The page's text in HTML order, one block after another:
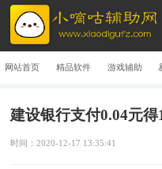
网站首页 精品软件 游戏辅助
建设银行支付0.04元
时间：2020-12-17 13:35:41